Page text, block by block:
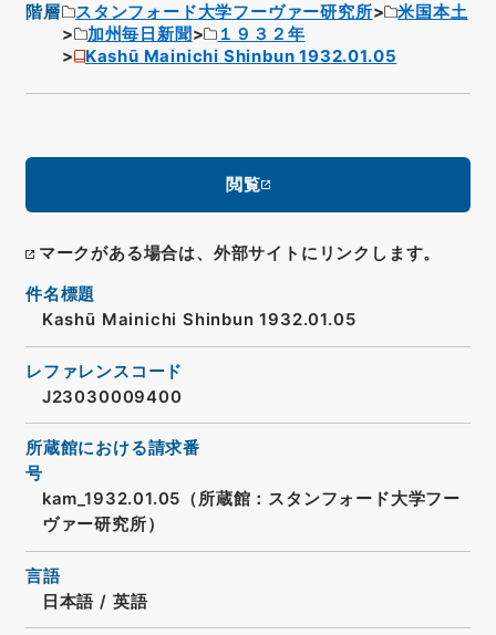
階層 スタンフォード大学フーヴァー研究所
米国本土
加州毎日新聞
１９３２年
Kashū Mainichi Shinbun 1932.01.05
閲覧
マークがある場合は、外部サイトにリンクします。
件名標題
Kashū Mainichi Shinbun 1932.01.05
レファレンスコード
J23030009400
所蔵館における請求番
号
kam_1932.01.05（所蔵館：スタンフォード大学フー
ヴァー研究所）
言語
日本語 / 英語